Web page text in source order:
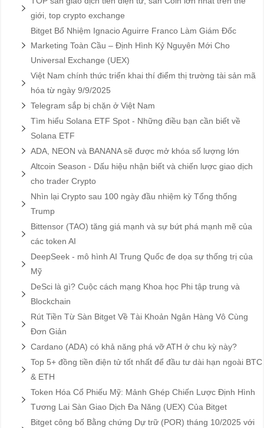
giới, top crypto exchange
Bitget Bổ Nhiệm Ignacio Aguirre Franco Làm Giám Đốc
Marketing Toàn Cầu – Định Hình Kỷ Nguyên Mới Cho
Universal Exchange (UEX)
Việt Nam chính thức triển khai thí điểm thị trường tài sản mã
hóa từ ngày 9/9/2025
Telegram sắp bị chặn ở Việt Nam
Tìm hiểu Solana ETF Spot - Những điều bạn cần biết về
Solana ETF
ADA, NEON và BANANA sẽ được mở khóa số lượng lớn
Altcoin Season - Dấu hiệu nhận biết và chiến lược giao dịch
cho trader Crypto
Nhìn lại Crypto sau 100 ngày đầu nhiệm kỳ Tổng thống
Trump
Bittensor (TAO) tăng giá mạnh và sự bứt phá mạnh mẽ của
các token AI
DeepSeek - mô hình AI Trung Quốc đe dọa sự thống trị của
Mỹ
DeSci là gì? Cuộc cách mạng Khoa học Phi tập trung và
Blockchain
Rút Tiền Từ Sàn Bitget Về Tài Khoản Ngân Hàng Vô Cùng
Đơn Giản
Cardano (ADA) có khả năng phá vỡ ATH ở chu kỳ này?
Top 5+ đồng tiền điện tử tốt nhất để đầu tư dài hạn ngoài BTC
& ETH
Token Hóa Cổ Phiếu Mỹ: Mảnh Ghép Chiến Lược Định Hình
Tương Lai Sàn Giao Dịch Đa Năng (UEX) Của Bitget
Bitget công bố Bằng chứng Dự trữ (POR) tháng 10/2025 với